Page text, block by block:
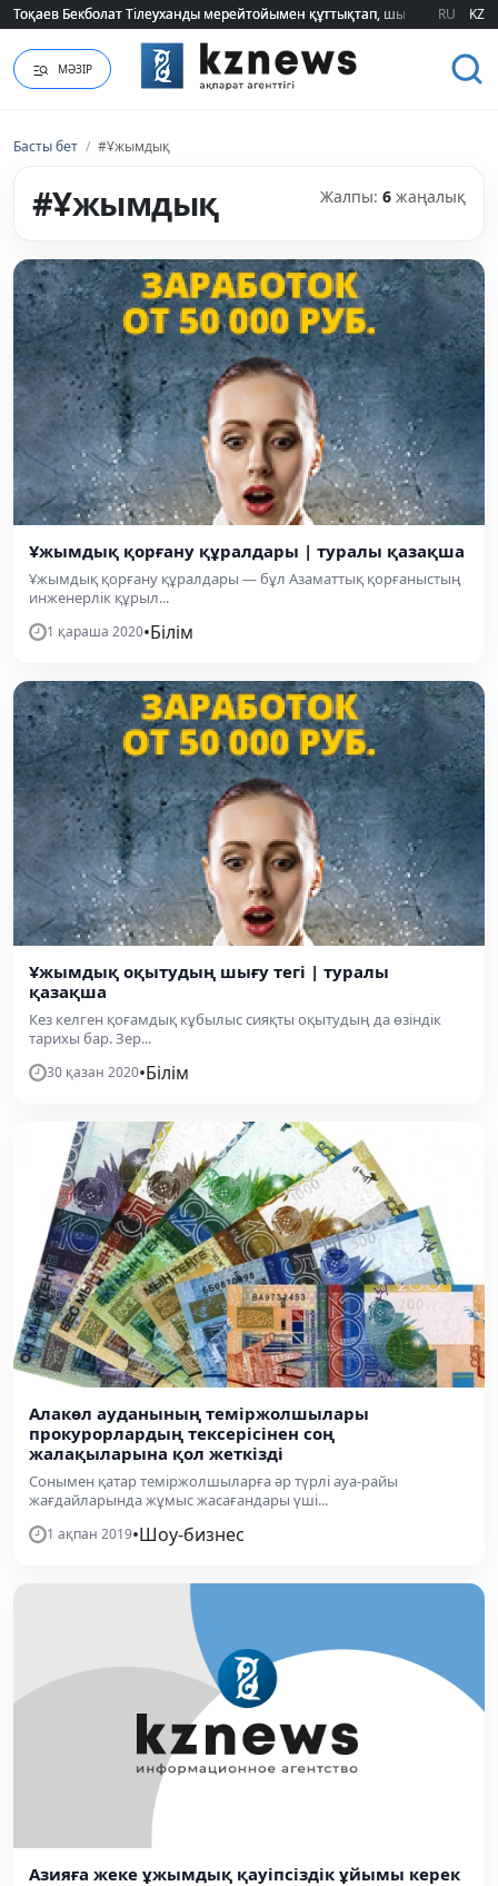
Тоқаев Бекболат Тілеуханды мерейтойымен құттықтап, шығармашылық
Тоқаев Бекболат Тілеуханды мерейтойымен құттықтап, шығармашылық
RU KZ
МӘЗІР
Басты бет / #Ұжымдық
#Ұжымдық Жалпы: 6 жаңалық
Ұжымдық қорғану құралдары | туралы қазақша
Ұжымдық қорғану құралдары — бұл Азаматтық қорғаныстың
инженерлік құрыл...
1 қараша 2020•Білім
Ұжымдық оқытудың шығу тегі | туралы
қазақша
Кез келген қоғамдық кұбылыс сияқты оқытудың да өзіндік
тарихы бар. Зер...
30 қазан 2020•Білім
Алакөл ауданының теміржолшылары
прокурорлардың тексерісінен соң
жалақыларына қол жеткізді
Сонымен қатар теміржолшыларға әр түрлі ауа-райы
жағдайларында жұмыс жасағандары үші...
1 ақпан 2019•Шоу-бизнес
Азияға жеке ұжымдық қауіпсіздік ұйымы керек